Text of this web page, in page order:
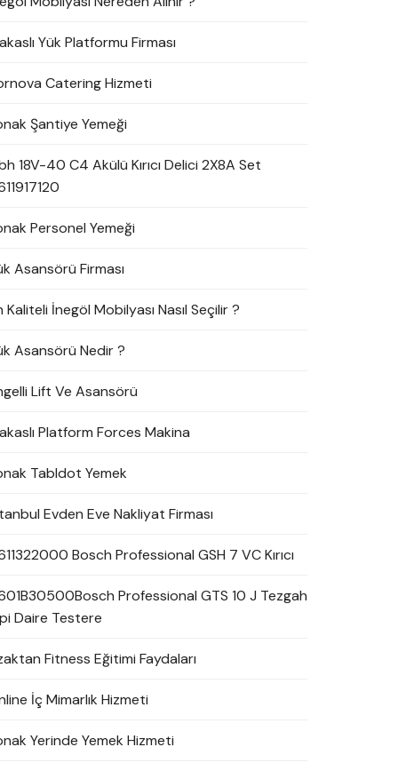
Yük Platformu Firması
Catering Hizmeti
Şantiye Yemeği
18V-40 C4 Akülü Kırıcı Delici 2X8A Set
Personel Yemeği
Asansörü Firması
Kaliteli İnegöl Mobilyası Nasıl Seçilir ?
Asansörü Nedir ?
Lift Ve Asansörü
Platform Forces Makina
Tabldot Yemek
Evden Eve Nakliyat Firması
Bosch Professional GSH 7 VC Kırıcı
Professional GTS 10 J Tezgah
Daire Testere
Fitness Eğitimi Faydaları
İç Mimarlık Hizmeti
Yerinde Yemek Hizmeti